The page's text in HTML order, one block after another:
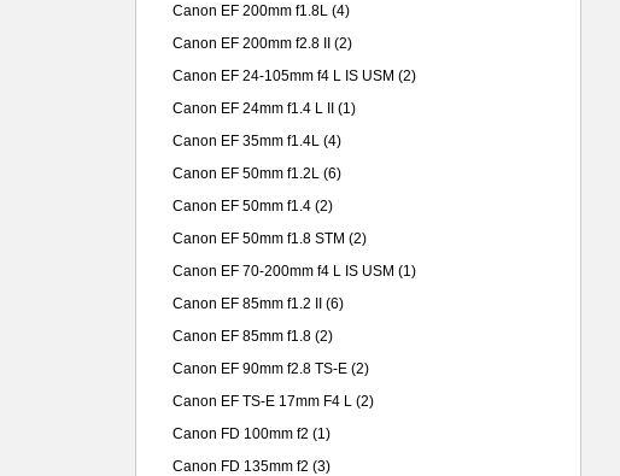
Canon EF 200mm f1.8L (4)
Canon EF 200mm f2.8 II
(2)
Canon EF 24-105mm f4 L IS USM (2)
Canon EF 24mm f1.4 L II
(1)
Canon EF 35mm f1.4L (4)
Canon EF 50mm f1.2L (6)
Canon EF 50mm f1.4 (2)
Canon EF 50mm f1.8 STM (2)
Canon EF 70-200mm f4 L IS USM (1)
Canon EF 85mm f1.2 II
(6)
Canon EF 85mm f1.8 (2)
Canon EF 90mm f2.8 TS-E (2)
Canon EF TS-E 17mm F4 L (2)
Canon FD 100mm f2 (1)
Canon FD 135mm f2 (3)